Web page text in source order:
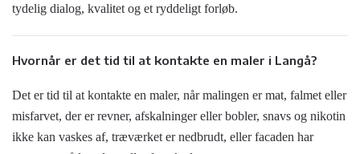
tydelig dialog, kvalitet og et ryddeligt forløb.
Hvornår er det tid til at kontakte en maler i Langå?
Det er tid til at kontakte en maler, når malingen er mat, falmet eller
misfarvet, der er revner, afskalninger eller bobler, snavs og nikotin
ikke kan vaskes af, træværket er nedbrudt, eller facaden har